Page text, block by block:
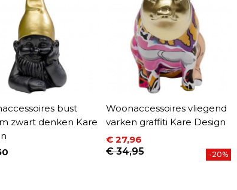
bust
zwart denken Kare
Woonaccessoires vliegend
varken graffiti Kare Design
Prijs
€ 27,96
Normale prijs
€ 34,95 -20%